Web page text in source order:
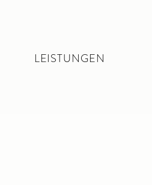
LEISTUNGEN